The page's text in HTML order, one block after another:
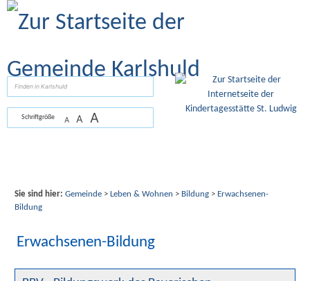
Zum Inhalt
Schriftgröße A A A
Sie sind hier: Gemeinde> Leben & Wohnen > Bildung> Erwachsenen-
Bildung
Erwachsenen-Bildung